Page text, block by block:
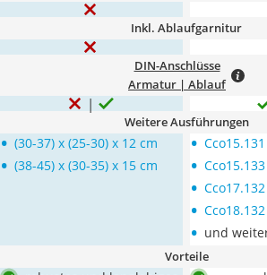
Inkl. Ablaufgarnitur
DIN-Anschlüsse
Armatur | Ablauf
Weitere Ausführungen
• (30-37) x (25-30) x 12 cm
• (38-45) x (30-35) x 15 cm
• Cco15.131
• Cco15.133
• Cco17.132
• Cco18.132
• und
Vorteile